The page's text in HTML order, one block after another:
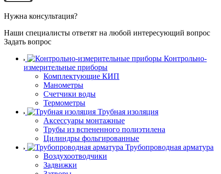
Нужна консультация?
Наши специалисты ответят на любой интересующий вопрос
Задать вопрос
Контрольно-
измерительные приборы
Комплектующие КИП
Манометры
Счетчики воды
Термометры
Трубная изоляция
Аксессуары монтажные
Трубы из вспененного полиэтилена
Цилиндры фольгированные
Трубопроводная арматура
Воздухоотводчики
Задвижки